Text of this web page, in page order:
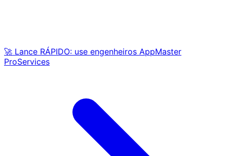
🚀 Lance RÁPIDO: use engenheiros AppMaster
ProServices